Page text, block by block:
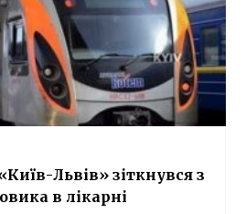
Львів» зіткнувся з
в лікарні